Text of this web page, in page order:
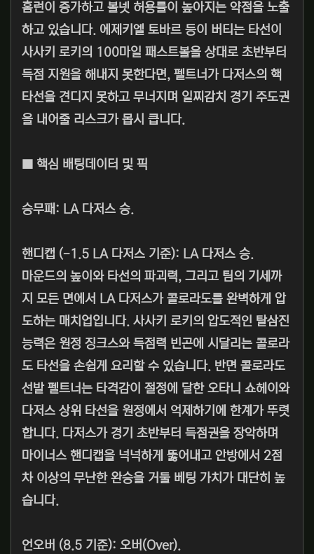
홈런이 증가하고 볼넷 허용률이 높아지는 약점을 노출
하고 있습니다. 에제키엘 토바르 등이 버티는 타선이
사사키 로키의 100마일 패스트볼을 상대로 초반부터
득점 지원을 해내지 못한다면, 펠트너가 다저스의 핵
타선을 견디지 못하고 무너지며 일찌감치 경기 주도권
을 내어줄 리스크가 몹시 큽니다.
■ 핵심 배팅데이터 및 픽
승무패: LA 다저스 승.
핸디캡 (-1.5 LA 다저스 기준): LA 다저스 승.
마운드의 높이와 타선의 파괴력, 그리고 팀의 기세까
지 모든 면에서 LA 다저스가 콜로라도를 완벽하게 압
도하는 매치업입니다. 사사키 로키의 압도적인 탈삼진
능력은 원정 징크스와 득점력 빈곤에 시달리는 콜로라
도 타선을 손쉽게 요리할 수 있습니다. 반면 콜로라도
선발 펠트너는 타격감이 절정에 달한 오타니 쇼헤이와
다저스 상위 타선을 원정에서 억제하기에 한계가 뚜렷
합니다. 다저스가 경기 초반부터 득점권을 장악하며
마이너스 핸디캡을 넉넉하게 뚫어내고 안방에서 2점
차 이상의 무난한 완승을 거둘 베팅 가치가 대단히 높
습니다.
언오버 (8.5 기준): 오버(Over).